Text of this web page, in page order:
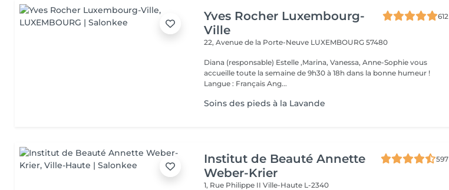
Yves Rocher Luxembourg-
Ville
612
22, Avenue de la Porte-Neuve LUXEMBOURG 57480
Diana (responsable) Estelle ,Marina, Vanessa, Anne-Sophie vous
accueille toute la semaine de 9h30 à 18h dans la bonne humeur !
Langue : Français Ang...
Soins des pieds à la Lavande
Institut de Beauté Annette
Weber-Krier
597
1, Rue Philippe IIVille-Haute L-2340